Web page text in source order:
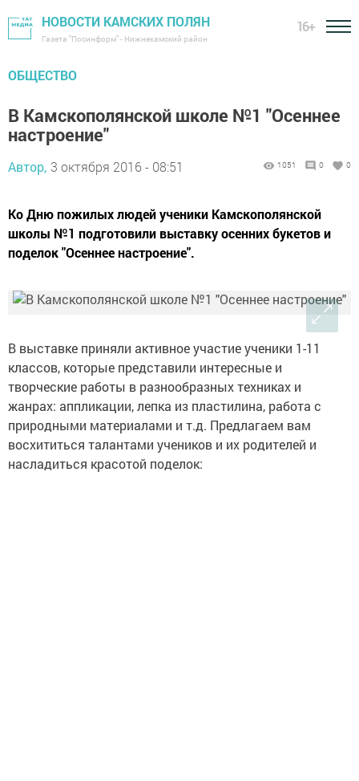
НОВОСТИ КАМСКИХ ПОЛЯН
Газета "Посинформ" - Нижнекамский район
16+
ОБЩЕСТВО
В Камскополянской школе №1 "Осеннее
настроение"
Автор, 3 октября 2016 - 08:51 1051 0 0
Ко Дню пожилых людей ученики Камскополянской
школы №1 подготовили выставку осенних букетов и
поделок "Осеннее настроение".
В выставке приняли активное участие ученики 1-11
классов, которые представили интересные и
творческие работы в разнообразных техниках и
жанрах: аппликации, лепка из пластилина, работа с
природными материалами и т.д. Предлагаем вам
восхититься талантами учеников и их родителей и
насладиться красотой поделок: